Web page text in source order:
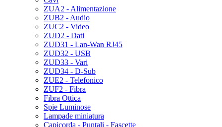
ZUA2 - Alimentazione
ZUB2 - Audio
ZUC2 - Video
ZUD2 - Dati
ZUD31 - Lan-Wan RJ45
ZUD32 - USB
ZUD33 - Vari
ZUD34 - D-Sub
ZUE2 - Telefonico
ZUF2 - Fibra
Fibra Ottica
Spie Luminose
Lampade miniatura
Capicorda - Puntali - Fascette